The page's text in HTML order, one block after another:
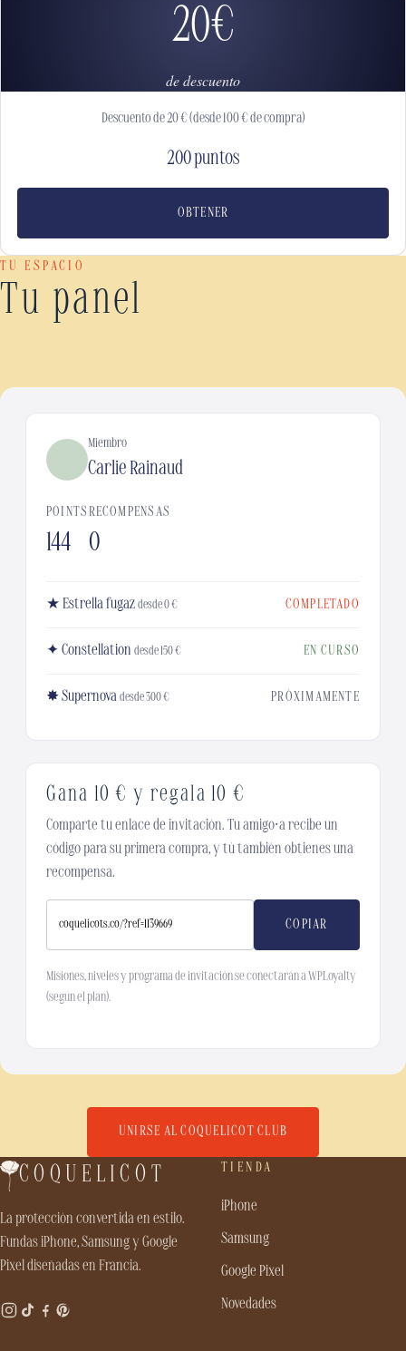
20€
de descuento
Descuento de 20 € (desde 100 € de compra)
200 puntos
OBTENER
TU ESPACIO
Tu panel
Miembro
Carlie Rainaud
POINTS
144
RECOMPENSAS
0
★ Estrella fugaz desde 0 € COMPLETADO
✦ Constellation desde 150 € EN CURSO
✸ Supernova desde 300 € PRÓXIMAMENTE
Gana 10 € y regala 10 €
Comparte tu enlace de invitación. Tu amigo·a recibe un
código para su primera compra, y tú también obtienes una
recompensa.
COPIAR
Misiones, niveles y programa de invitación se conectarán a WPLoyalty
(según el plan).
UNIRSE AL COQUELICOT CLUB
COQUELICOT
La protección convertida en estilo.
Fundas iPhone, Samsung y Google
Pixel diseñadas en Francia.
TIENDA
iPhone
Samsung
Google Pixel
Novedades